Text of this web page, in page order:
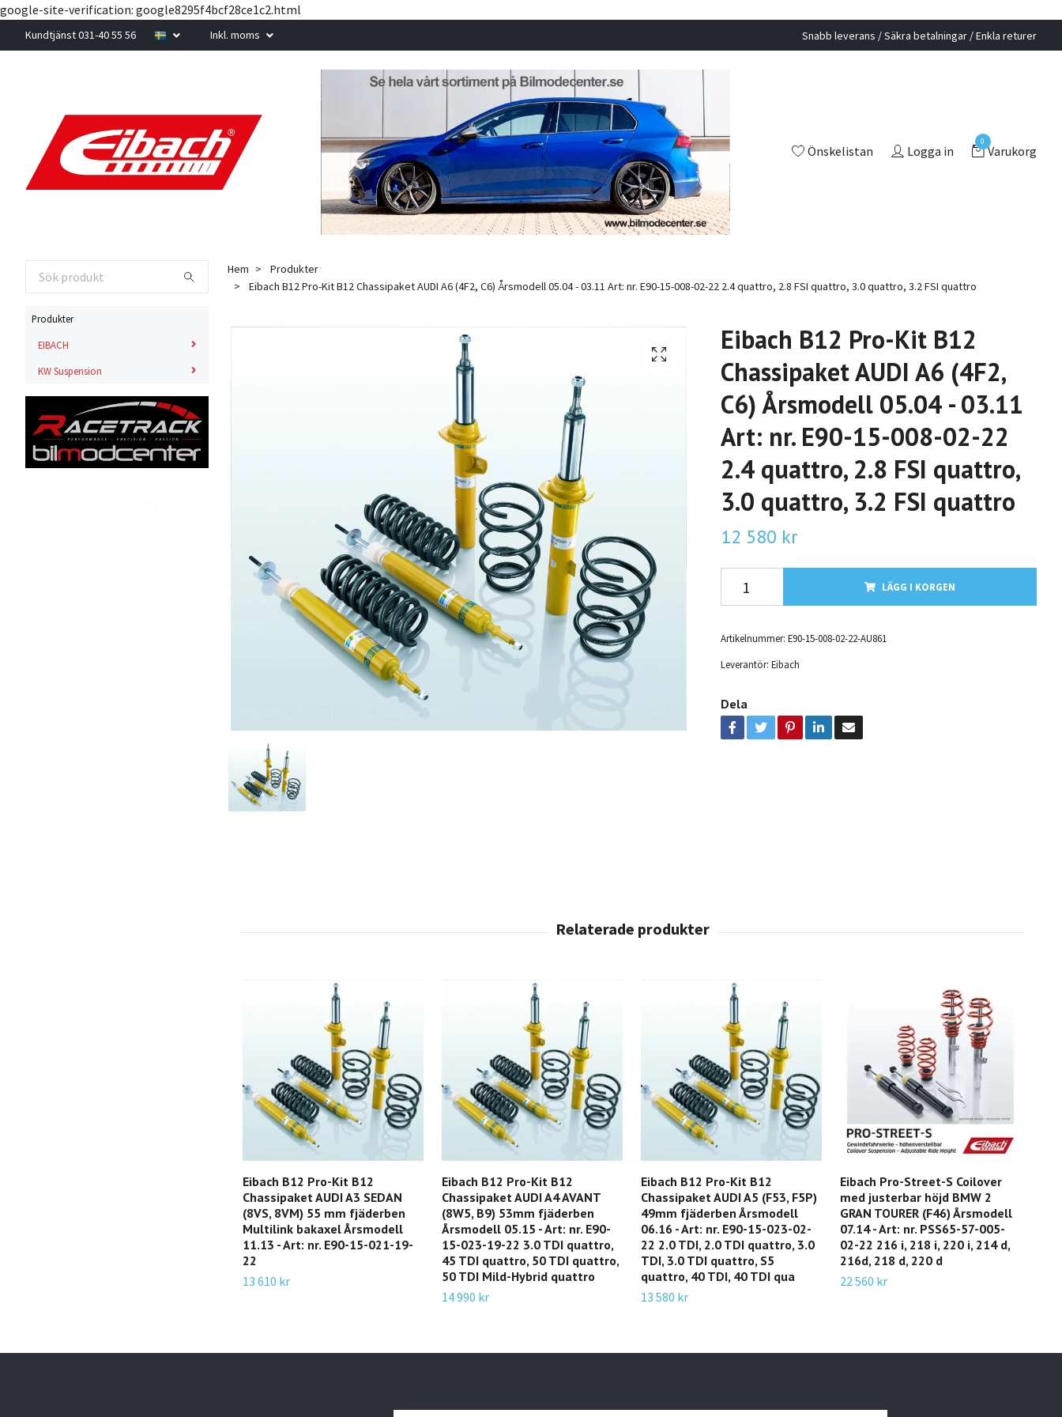
google-site-verification: google8295f4bcf28ce1c2.html
Kundtjänst 031-40 55 56 Inkl. moms Snabb leverans / Säkra betalningar / Enkla returer
Önskelistan Logga in
0
Varukorg
Produkter
EIBACH
KW Suspension
Hem
Produkter
Eibach B12 Pro-Kit B12 Chassipaket AUDI A6 (4F2, C6) Årsmodell 05.04 - 03.11 Art: nr. E90-15-008-02-22 2.4 quattro, 2.8 FSI quattro, 3.0 quattro, 3.2 FSI quattro
Eibach B12 Pro-Kit B12
Chassipaket AUDI A6 (4F2,
C6) Årsmodell 05.04 - 03.11
Art: nr. E90-15-008-02-22
2.4 quattro, 2.8 FSI quattro,
3.0 quattro, 3.2 FSI quattro
12 580 kr
LÄGG I KORGEN
Artikelnummer: E90-15-008-02-22-AU861
Leverantör: Eibach
Dela
Eibach B12 Pro-Kit B12
Chassipaket AUDI A3 SEDAN
(8VS, 8VM) 55 mm fjäderben
Multilink bakaxel Årsmodell
11.13 - Art: nr. E90-15-021-19-
22
13 610 kr
Eibach B12 Pro-Kit B12
Chassipaket AUDI A4 AVANT
(8W5, B9) 53mm fjäderben
Årsmodell 05.15 - Art: nr. E90-
15-023-19-22 3.0 TDI quattro,
45 TDI quattro, 50 TDI quattro,
50 TDI Mild-Hybrid quattro
14 990 kr
Eibach B12 Pro-Kit B12
Chassipaket AUDI A5 (F53, F5P)
49mm fjäderben Årsmodell
06.16 - Art: nr. E90-15-023-02-
22 2.0 TDI, 2.0 TDI quattro, 3.0
TDI, 3.0 TDI quattro, S5
quattro, 40 TDI, 40 TDI qua
13 580 kr
Eibach Pro-Street-S Coilover
med justerbar höjd BMW 2
GRAN TOURER (F46) Årsmodell
07.14 - Art: nr. PSS65-57-005-
02-22 216 i, 218 i, 220 i, 214 d,
216d, 218 d, 220 d
22 560 kr